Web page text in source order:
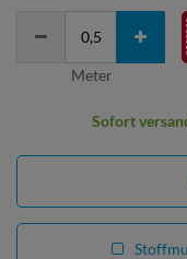
Meter
Sofort